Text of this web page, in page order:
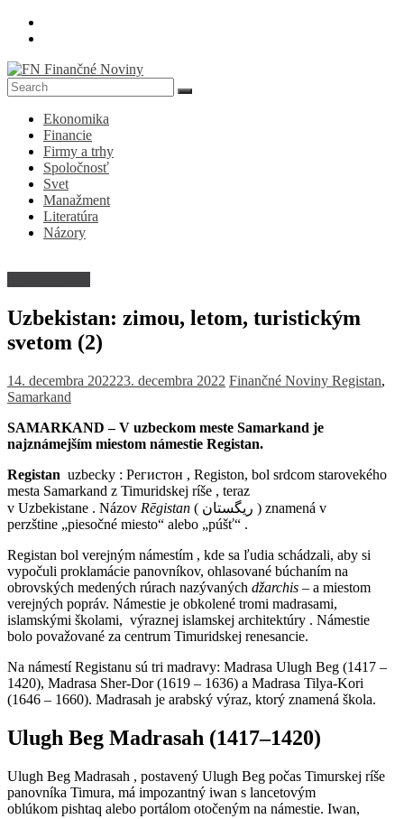
Skip
FN
Finančné
Noviny
Denník
ekonomike
spoločnosti
Ekonomika
Financie
Firmy a trhy
Spoločnosť
Svet
Manažment
Literatúra
Názory
Uzbekistan: zimou, letom, turistickým
svetom (2)
14. decembra 202223. decembra 2022 Finančné Noviny Registan,
Samarkand
SAMARKAND – V uzbeckom meste Samarkand je
najznámejším miestom námestie Registan.
Registan uzbecky : Регистон , Registon, bol srdcom starovekého
mesta Samarkand z Timuridskej ríše , teraz
v Uzbekistane . Názov Rēgistan ( ریگستان ) znamená v
perzštine „piesočné miesto“ alebo „púšť“ .
Registan bol verejným námestím , kde sa ľudia schádzali, aby si
vypočuli proklamácie panovníkov, ohlasované búchaním na
obrovských medených rúrach nazývaných džarchis – a miestom
verejných popráv. Námestie je obkolené tromi madrasami,
islamskými školami, výraznej islamskej architektúry . Námestie
bolo považované za centrum Timuridskej renesancie.
Na námestí Registanu sú tri madravy: Madrasa Ulugh Beg (1417 –
1420), Madrasa Sher-Dor (1619 – 1636) a Madrasa Tilya-Kori
(1646 – 1660). Madrasah je arabský výraz, ktorý znamená škola.
Ulugh Beg Madrasah (1417–1420)
Ulugh Beg Madrasah , postavený Ulugh Beg počas Timurskej ríše
panovníka Timura, má impozantný iwan s lancetovým
oblúkom pishtaq alebo portálom otočeným na námestie. Iwan,